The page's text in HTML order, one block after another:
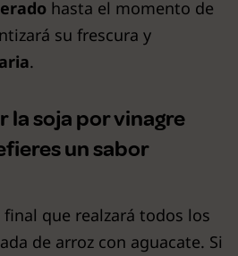
hasta el momento de
su frescura y
.
la soja por vinagre
un sabor
final que realzará todos los
de arroz con aguacate. Si